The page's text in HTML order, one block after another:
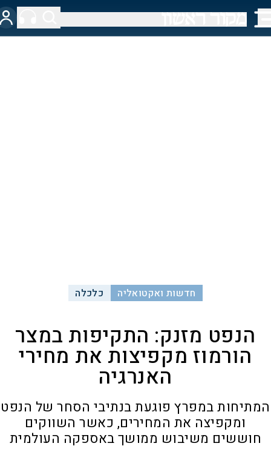
חדשות ואקטואליה כלכלה
הנפט מזנק: התקיפות במצר
הורמוז מקפיצות את מחירי
האנרגיה
המתיחות במפרץ פוגעת בנתיבי הסחר של הנפט
ומקפיצה את המחירים, כאשר השווקים
חוששים משיבוש ממושך באספקה העולמית